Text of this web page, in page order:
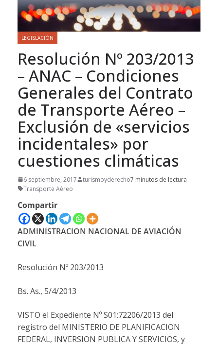
LEGISLACIÓN
Resolución Nº 203/2013
– ANAC – Condiciones
Generales del Contrato
de Transporte Aéreo –
Exclusión de «servicios
incidentales» por
cuestiones climáticas
6 septiembre, 2017 turismoyderecho7 minutos de lectura
Transporte Aéreo
Compartir
ADMINISTRACION NACIONAL DE AVIACIÓN
CIVIL
Resolución Nº 203/2013
Bs. As., 5/4/2013
VISTO el Expediente Nº S01:72206/2013 del
registro del MINISTERIO DE PLANIFICACION
FEDERAL, INVERSION PUBLICA Y SERVICIOS, y